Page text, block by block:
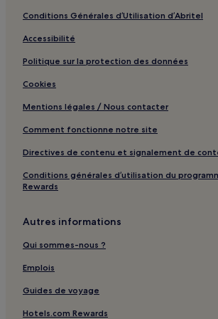
Taipei : hôtels Hôtels pour faire du
Taipei : hôtels Hôtels LGBTQIA+ friendly
Grande roue Miramar : hôtels à proximité
Temple de Confucius de Taipei : hôtels à
Temple de Xingtian : hôtels à proximité
Temple Baoan : hôtels à proximité
Pont Yung Fu : hôtels à proximité
Pont Fu Ho : hôtels à proximité
Conditions Générales d’Utilisation d’Abritel
Accessibilité
Politique sur la protection des données
Cookies
Mentions légales / Nous contacter
Comment fonctionne notre site
Directives de contenu et signalement de
Conditions générales d’utilisation du
Rewards
Autres informations
Qui sommes-nous ?
Emplois
Guides de voyage
Hotels.com Rewards